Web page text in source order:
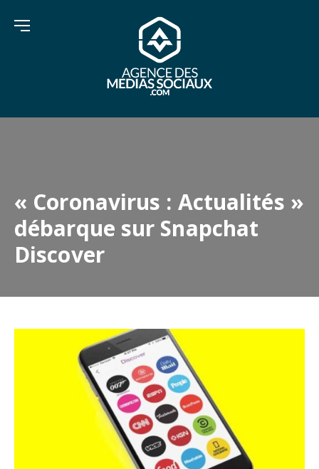
« Coronavirus : Actualités »
débarque sur Snapchat
Discover